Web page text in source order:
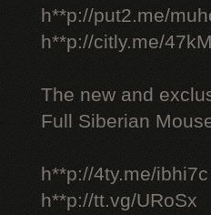
h**p://put2.me/
h**p://citly.me/
The new and
Full Siberian
h**p://4ty.me/ibhi7c
h**p://tt.vg/URoSx